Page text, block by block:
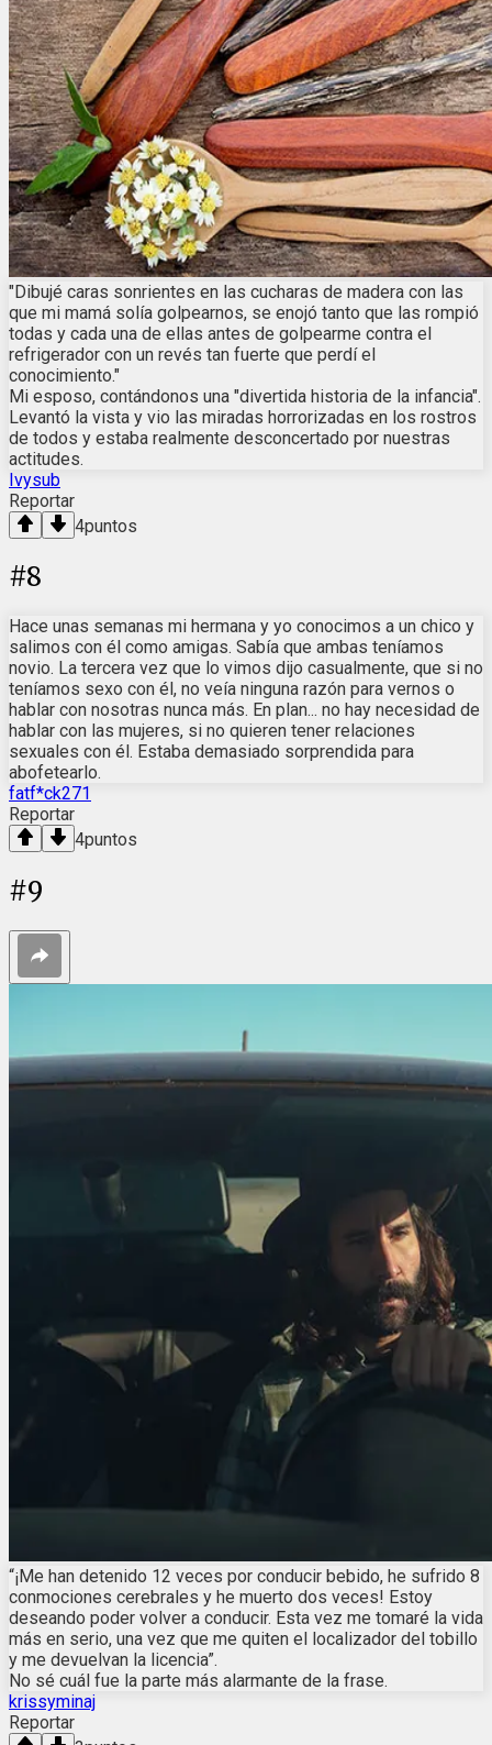
"Dibujé caras sonrientes en las cucharas de madera con las
que mi mamá solía golpearnos, se enojó tanto que las rompió
todas y cada una de ellas antes de golpearme contra el
refrigerador con un revés tan fuerte que perdí el
conocimiento."
Mi esposo, contándonos una "divertida historia de la infancia".
Levantó la vista y vio las miradas horrorizadas en los rostros
de todos y estaba realmente desconcertado por nuestras
actitudes.
Ivysub
Reportar
4puntos
#8
Hace unas semanas mi hermana y yo conocimos a un chico y
salimos con él como amigas. Sabía que ambas teníamos
novio. La tercera vez que lo vimos dijo casualmente, que si no
teníamos sexo con él, no veía ninguna razón para vernos o
hablar con nosotras nunca más. En plan... no hay necesidad de
hablar con las mujeres, si no quieren tener relaciones
sexuales con él. Estaba demasiado sorprendida para
abofetearlo.
fatf*ck271
Reportar
4puntos
#9
“¡Me han detenido 12 veces por conducir bebido, he sufrido 8
conmociones cerebrales y he muerto dos veces! Estoy
deseando poder volver a conducir. Esta vez me tomaré la vida
más en serio, una vez que me quiten el localizador del tobillo
y me devuelvan la licencia”.
No sé cuál fue la parte más alarmante de la frase.
krissyminaj
Reportar